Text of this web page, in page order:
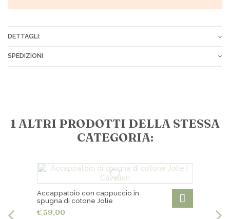
DETTAGLI:
Composizione
Tessuto
Spugna di cotone
SPEDIZIONI
€ 7,00 in tutta Italia
€ 10,00 per le isole
€ 15,00 per i CAP disagiati
Spedizioni gratuite per ordini superiori a € 200,00
1 ALTRI PRODOTTI DELLA STESSA
CATEGORIA:
Accappatoio con cappuccio in
spugna di cotone Jolie
€ 59,00